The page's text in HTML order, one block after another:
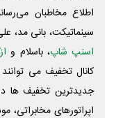
اطلاع مخاطبان
سینماتیکت، بانی مد،
اسنپ شاپ، باسلام و
کانال تخفیف می
جدیدترین تخفیف ها
اپراتورهای